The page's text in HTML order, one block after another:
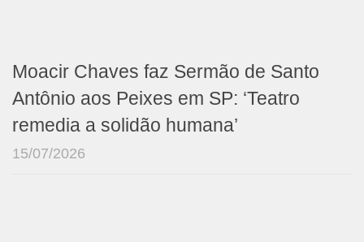
Moacir Chaves faz Sermão de Santo
Antônio aos Peixes em SP: ‘Teatro
remedia a solidão humana’
15/07/2026